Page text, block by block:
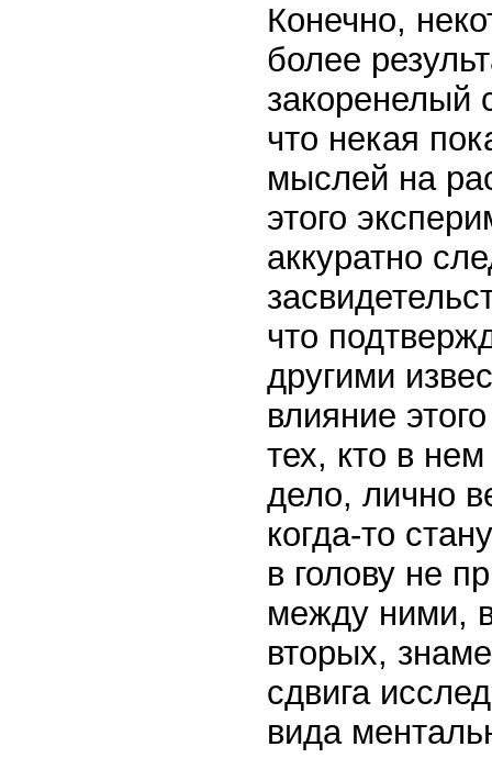
Конечно,
более
закоренелый
что некая
мыслей на
этого
аккуратно
что
другими
влияние
тех, кто в
дело, лично
когда-то
в голову не
между ними,
вторых,
сдвига
вида